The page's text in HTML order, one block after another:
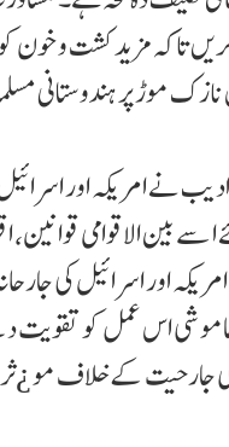
تاکہ مزید کشت و خون
موڑ پر ہندوستانی
نے امریکہ اور
الاقوامی قوانین،
اور اسرائیل کی
خاموشی اس عمل کو
کے خلاف مو ¿ثر